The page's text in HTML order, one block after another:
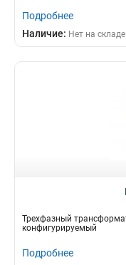
Подробнее
Наличие: Нет на складе
Трехфазный
конфигурируемый
Подробнее